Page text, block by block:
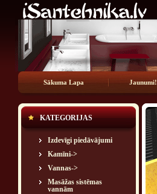
Sākuma Lapa Jaunumi!
KATEGORIJAS
Izdevīgi piedāvājumi
Kamīni->
Vannas->
Masāžas sistēmas
vannām